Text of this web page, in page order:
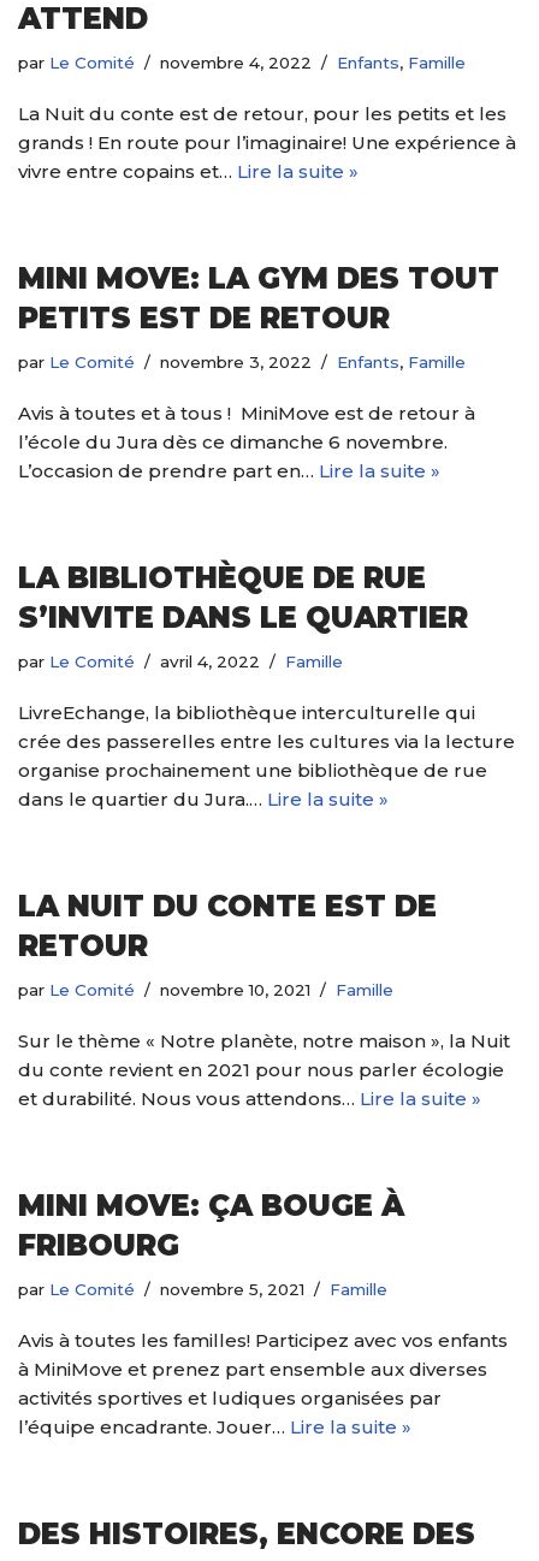
ATTEND
par Le Comité novembre 4, 2022 Enfants, Famille
La Nuit du conte est de retour, pour les petits et les
grands ! En route pour l’imaginaire! Une expérience à
vivre entre copains et… Lire la suite »
MINI MOVE: LA GYM DES TOUT
PETITS EST DE RETOUR
par Le Comité novembre 3, 2022 Enfants, Famille
Avis à toutes et à tous ! MiniMove est de retour à
l’école du Jura dès ce dimanche 6 novembre.
L’occasion de prendre part en… Lire la suite »
LA BIBLIOTHÈQUE DE RUE
S’INVITE DANS LE QUARTIER
par Le Comité avril 4, 2022 Famille
LivreEchange, la bibliothèque interculturelle qui
crée des passerelles entre les cultures via la lecture
organise prochainement une bibliothèque de rue
dans le quartier du Jura.… Lire la suite »
LA NUIT DU CONTE EST DE
RETOUR
par Le Comité novembre 10, 2021 Famille
Sur le thème « Notre planète, notre maison », la Nuit
du conte revient en 2021 pour nous parler écologie
et durabilité. Nous vous attendons… Lire la suite »
MINI MOVE: ÇA BOUGE À
FRIBOURG
par Le Comité novembre 5, 2021 Famille
Avis à toutes les familles! Participez avec vos enfants
à MiniMove et prenez part ensemble aux diverses
activités sportives et ludiques organisées par
l’équipe encadrante. Jouer… Lire la suite »
DES HISTOIRES, ENCORE DES